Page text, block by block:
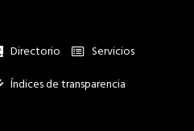
Directorio
Institucional
Servicios
Índices de transparencia